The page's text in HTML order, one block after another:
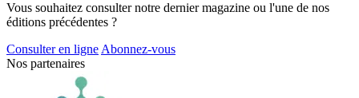
Vous souhaitez consulter notre dernier magazine ou l'une de nos
éditions précédentes ?
Consulter en ligneAbonnez-vous
Nos partenaires